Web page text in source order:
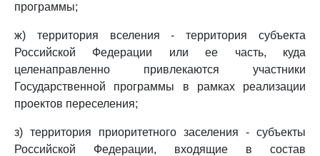
программы;
ж) территория вселения - территория субъекта
Российской Федерации или ее часть, куда
целенаправленно привлекаются участники
Государственной программы в рамках реализации
проектов переселения;
з) территория приоритетного заселения - субъекты
Российской Федерации, входящие в состав